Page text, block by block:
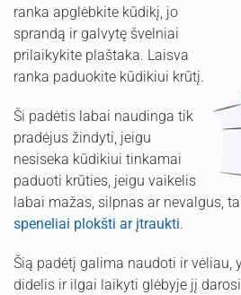
ranka apglėbkite kūdikį, jo
sprandą ir galvytę švelniai
prilaikykite plaštaka. Laisva
ranka paduokite kūdikiui krūtį.
Ši padėtis labai naudinga tik
pradėjus žindyti, jeigu
nesiseka kūdikiui tinkamai
paduoti krūties, jeigu vaikelis
labai mažas, silpnas ar nevalgus,
speneliai plokšti ar įtraukti.
Šią padėtį galima naudoti ir vėliau,
didelis ir ilgai laikyti glėbyje jį